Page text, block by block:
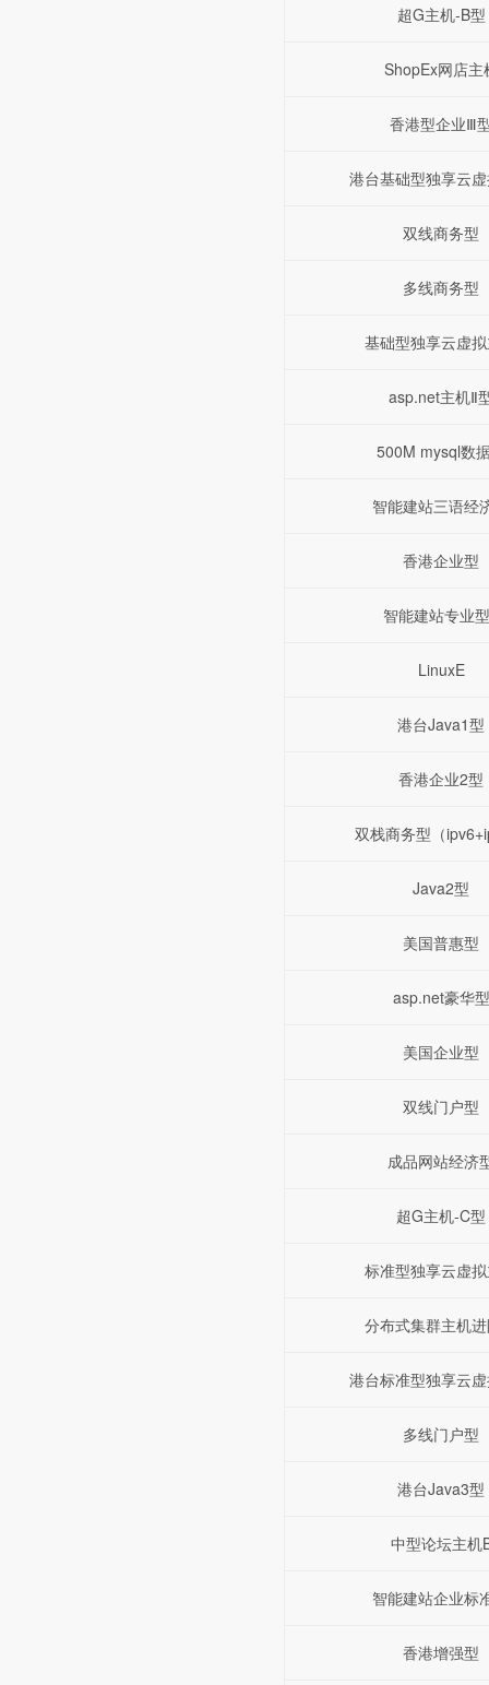
超G主机-B型
ShopEx网店主
香港型企业Ⅲ
港台基础型独享云
双线商务型
多线商务型
基础型独享云虚
asp.net主机Ⅱ
500M mysql数
智能建站三语经
香港企业型
智能建站专业
LinuxE
港台Java1型
香港企业2型
双栈商务型（
Java2型
美国普惠型
asp.net豪华型
美国企业型
双线门户型
成品网站经济
超G主机-C型
标准型独享云虚
分布式集群主机
港台标准型独享云
多线门户型
港台Java3型
中型论坛主机
智能建站企业标
香港增强型